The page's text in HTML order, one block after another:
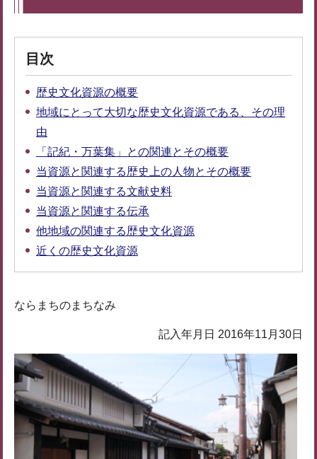
目次
歴史文化資源の概要
地域にとって大切な歴史文化資源である、その理
由
「記紀・万葉集」との関連とその概要
当資源と関連する歴史上の人物とその概要
当資源と関連する文献史料
当資源と関連する伝承
他地域の関連する歴史文化資源
近くの歴史文化資源
ならまちのまちなみ
記入年月日 2016年11月30日